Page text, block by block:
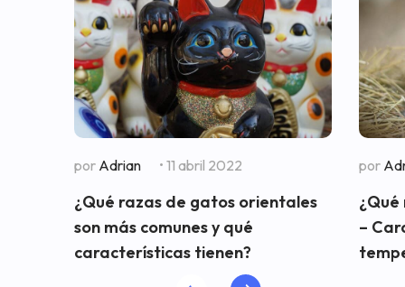
por Adrian • 11 abril 2022
¿Qué razas de gatos orientales
son más comunes y qué
características tienen?
por
–